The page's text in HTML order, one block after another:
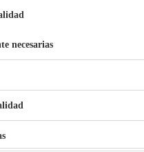
1,1L Limpia Sofás
necesarias